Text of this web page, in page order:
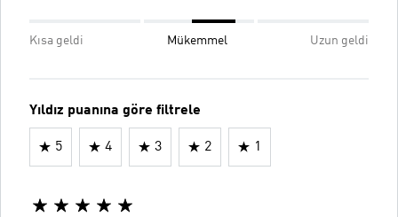
Kısa geldi Mükemmel Uzun geldi
Yıldız puanına göre filtrele
5 4 3 2 1